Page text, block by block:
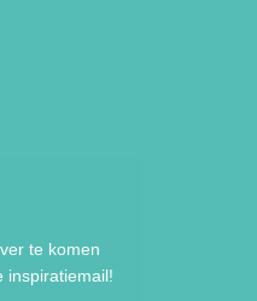
te komen
inspiratiemail!